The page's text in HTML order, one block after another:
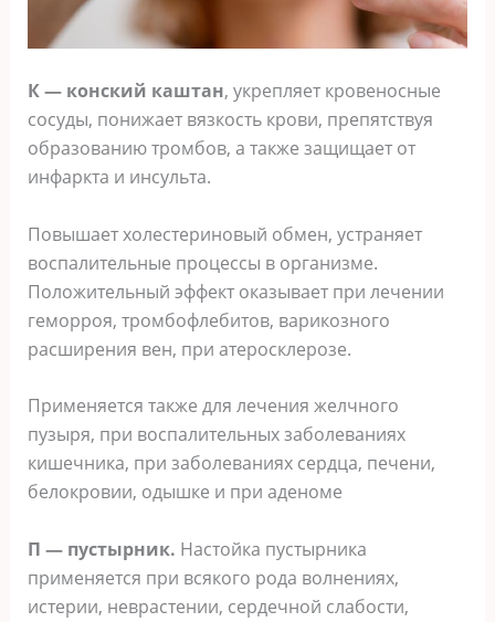
К — конский каштан, укрепляет кровеносные
сосуды, понижает вязкость крови, препятствуя
образованию тромбов, а также защищает от
инфаркта и инсульта.
Повышает холестериновый обмен, устраняет
воспалительные процессы в организме.
Положительный эффект оказывает при лечении
геморроя, тромбофлебитов, варикозного
расширения вен, при атеросклерозе.
Применяется также для лечения желчного
пузыря, при воспалительных заболеваниях
кишечника, при заболеваниях сердца, печени,
белокровии, одышке и при аденоме
П — пустырник. Настойка пустырника
применяется при всякого рода волнениях,
истерии, неврастении, сердечной слабости,